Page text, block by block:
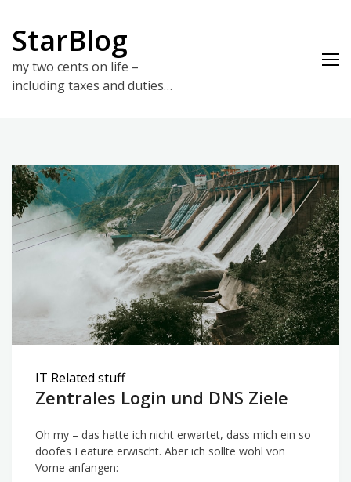
content
StarBlog
my two cents on life –
including taxes and duties…
IT Related stuff
Zentrales Login und DNS Ziele
Oh my – das hatte ich nicht erwartet, dass mich ein so
doofes Feature erwischt. Aber ich sollte wohl von
Vorne anfangen: